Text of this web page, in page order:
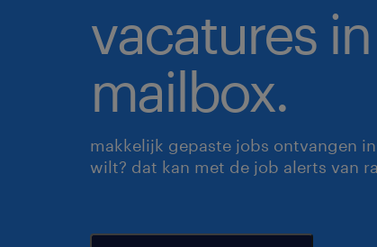
vacatures
mailbox.
makkelijk gepaste jobs ontvangen
wilt? dat kan met de job alerts van